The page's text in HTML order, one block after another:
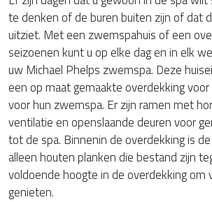
te denken of de buren buiten zijn of dat
uitziet. Met een zwemspahuis of een
seizoenen kunt u op elke dag en in elk
uw Michael Phelps zwemspa. Deze
een op maat gemaakte overdekking
voor hun zwemspa. Er zijn ramen met
ventilatie en openslaande deuren voor
tot de spa. Binnenin de overdekking is
alleen houten planken die bestand zijn
voldoende hoogte in de overdekking om
genieten.